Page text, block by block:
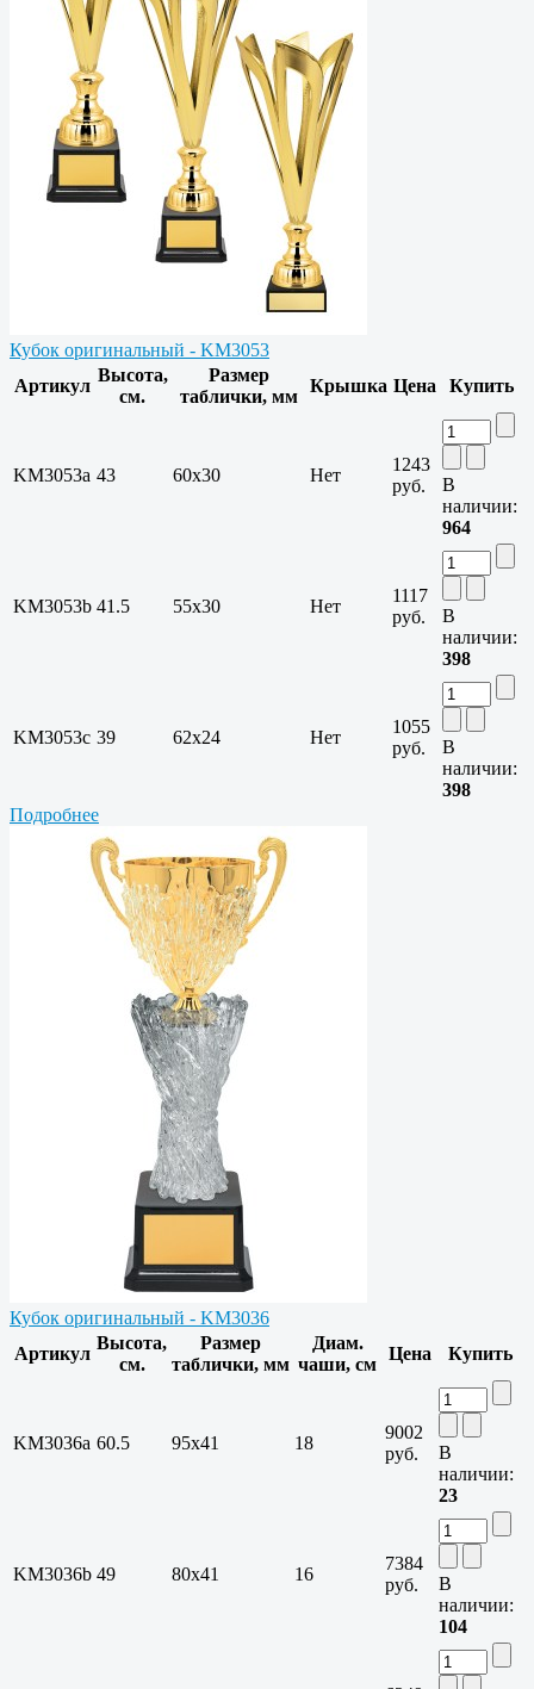
Кубок оригинальный - KM3053
Артикул
Высота,
см.
Размер
таблички, мм
Крышка Цена Купить
KM3053a 43 60х30 Нет
1243
руб.
В
наличии:
964
KM3053b 41.5 55х30 Нет
1117
руб.
В
наличии:
398
KM3053c 39 62х24 Нет
1055
руб.
В
наличии:
398
Подробнее
Кубок оригинальный - KM3036
Артикул
Высота,
см.
Размер
таблички, мм
Диам.
чаши, см
Цена Купить
KM3036a 60.5 95х41 18
9002
руб.
В
наличии:
23
KM3036b 49 80х41 16
7384
руб.
В
наличии:
104